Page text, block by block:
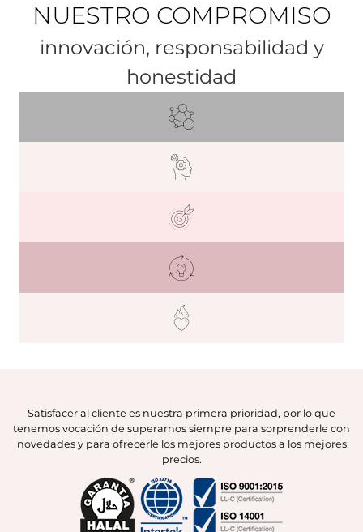
NUESTRO COMPROMISO
innovación, responsabilidad y
honestidad
Satisfacer al cliente es nuestra primera prioridad, por lo que
tenemos vocación de superarnos siempre para sorprenderle con
novedades y para ofrecerle los mejores productos a los mejores
precios.